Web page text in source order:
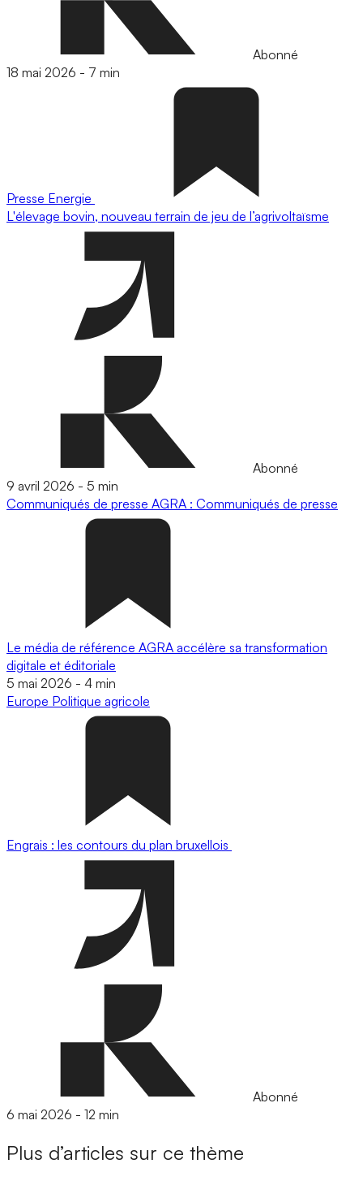
Abonné
18 mai 2026 - 7 min
Presse Energie
L'élevage bovin, nouveau terrain de jeu de l’agrivoltaïsme
Abonné
9 avril 2026 - 5 min
Communiqués de presse AGRA : Communiqués de presse
Le média de référence AGRA accélère sa transformation
digitale et éditoriale
5 mai 2026 - 4 min
Europe Politique agricole
Engrais : les contours du plan bruxellois
Abonné
6 mai 2026 - 12 min
Plus d’articles sur ce thème